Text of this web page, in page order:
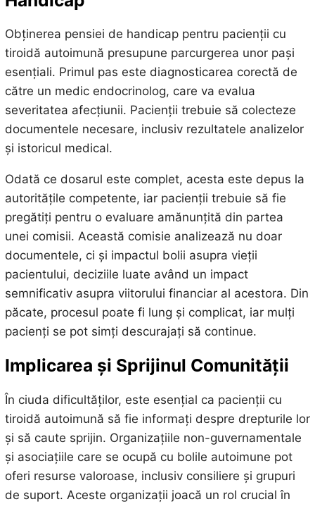
Obținerea pensiei de handicap pentru pacienții cu
tiroidă autoimună presupune parcurgerea unor pași
esențiali. Primul pas este diagnosticarea corectă de
către un medic endocrinolog, care va evalua
severitatea afecțiunii. Pacienții trebuie să colecteze
documentele necesare, inclusiv rezultatele analizelor
și istoricul medical.
Odată ce dosarul este complet, acesta este depus la
autoritățile competente, iar pacienții trebuie să fie
pregătiți pentru o evaluare amănunțită din partea
unei comisii. Această comisie analizează nu doar
documentele, ci și impactul bolii asupra vieții
pacientului, deciziile luate având un impact
semnificativ asupra viitorului financiar al acestora. Din
păcate, procesul poate fi lung și complicat, iar mulți
pacienți se pot simți descurajați să continue.
Implicarea și Sprijinul Comunității
În ciuda dificultăților, este esențial ca pacienții cu
tiroidă autoimună să fie informați despre drepturile lor
și să caute sprijin. Organizațiile non-guvernamentale
și asociațiile care se ocupă cu bolile autoimune pot
oferi resurse valoroase, inclusiv consiliere și grupuri
de suport. Aceste organizații joacă un rol crucial în